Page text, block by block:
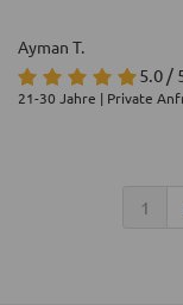
Ayman T.
5.0 /
21-30 Jahre | Private
1